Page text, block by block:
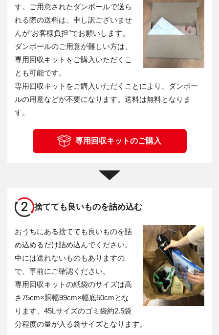
す。ご用意されたダンボールで送ら
れる際の送料は、申し訳ございませ
んが“お客様負担”でお願いします。
ダンボールのご用意が難しい方は、
専用回収キットをご購入いただくこ
とも可能です。
専用回収キットをご購入いただくことにより、ダンボー
ルの用意などが不要になります。送料は無料となりま
す。
専用回収キットのご購入
2 捨てても良いものを詰め込む
おうちにある捨てても良いものを詰
め込めるだけ詰め込んでください。
中には送れないものもありますの
で、事前にご確認ください。
専用回収キットの紙袋のサイズは高
さ75cm×胴幅99cm×幅底50cmとな
ります、45Lサイズのゴミ袋約2.5袋
分程度の量が入る袋サイズとなります。